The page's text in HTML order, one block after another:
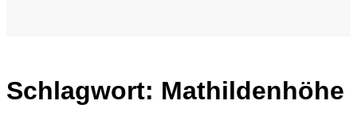
Schlagwort: Mathildenhöhe